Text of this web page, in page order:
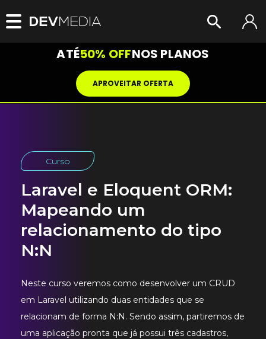
ATÉ50% OFFNOS PLANOS
APROVEITAR OFERTA
Curso
Laravel e Eloquent ORM:
Mapeando um
relacionamento do tipo
N:N
Neste curso veremos como desenvolver um CRUD
em Laravel utilizando duas entidades que se
relacionam de forma N:N. Sendo assim, partiremos de
uma aplicação pronta que já possui três cadastros,